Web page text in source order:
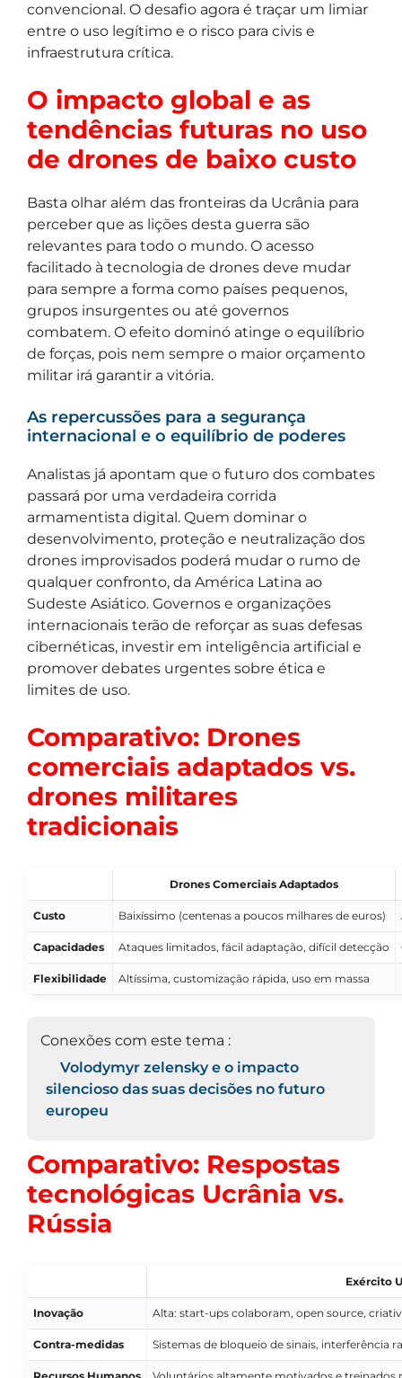
convencional. O desafio agora é traçar um limiar
entre o uso legítimo e o risco para civis e
infraestrutura crítica.
O impacto global e as
tendências futuras no uso
de drones de baixo custo
Basta olhar além das fronteiras da Ucrânia para
perceber que as lições desta guerra são
relevantes para todo o mundo. O acesso
facilitado à tecnologia de drones deve mudar
para sempre a forma como países pequenos,
grupos insurgentes ou até governos
combatem. O efeito dominó atinge o equilíbrio
de forças, pois nem sempre o maior orçamento
militar irá garantir a vitória.
As repercussões para a segurança
internacional e o equilíbrio de poderes
Analistas já apontam que o futuro dos combates
passará por uma verdadeira corrida
armamentista digital. Quem dominar o
desenvolvimento, proteção e neutralização dos
drones improvisados poderá mudar o rumo de
qualquer confronto, da América Latina ao
Sudeste Asiático. Governos e organizações
internacionais terão de reforçar as suas defesas
cibernéticas, investir em inteligência artificial e
promover debates urgentes sobre ética e
limites de uso.
Comparativo: Drones
comerciais adaptados vs.
drones militares
tradicionais
Drones Comerciais Adaptados
Custo Baixíssimo (centenas a poucos milhares de euros)
Capacidades Ataques limitados, fácil adaptação, difícil detecção
Flexibilidade Altíssima, customização rápida, uso em massa
Conexões com este tema :
Volodymyr zelensky e o impacto
silencioso das suas decisões no futuro
europeu
Comparativo: Respostas
tecnológicas Ucrânia vs.
Rússia
Exército
Inovação Alta: start-ups colaboram, open source,
Contra-medidas Sistemas de bloqueio de sinais, interferência